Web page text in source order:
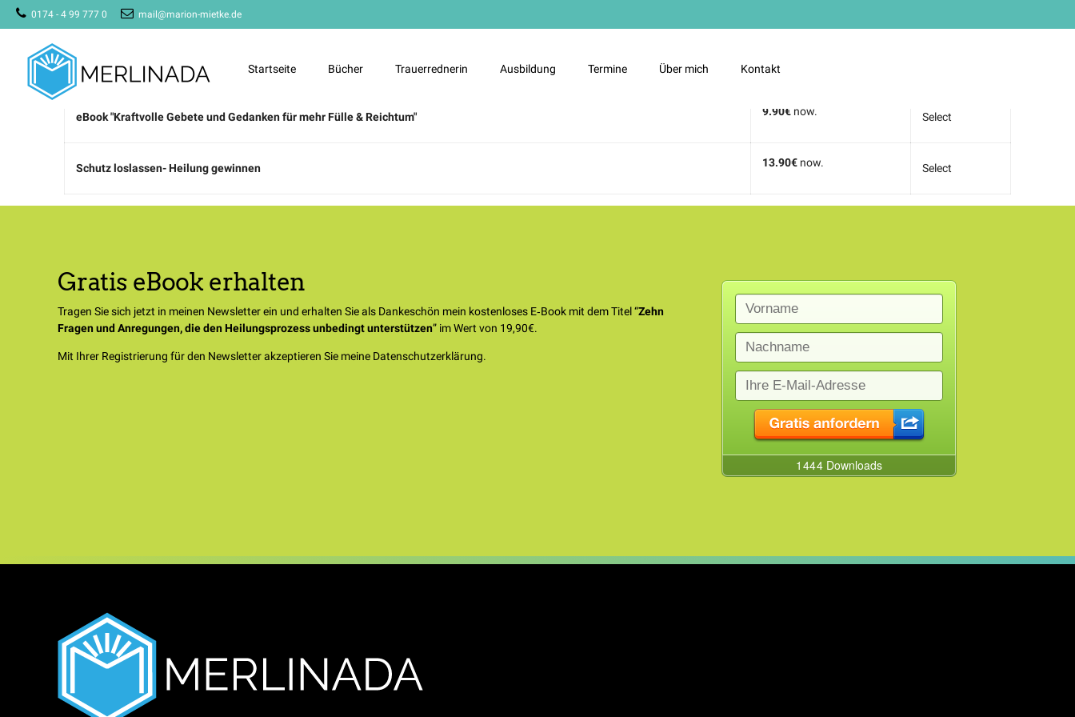
0174 - 4 99 777 0 mail@marion-mietke.de
Startseite Bücher Trauerrednerin Ausbildung Termine Über mich Kontakt
Level
Action
eBook "Mama Papa Zuhause bin ich, wo die Liebe wohnt"
eBook "Kraftvolle Gebete und Gedanken für mehr Fülle & Reichtum" 9.90€ now. Select
Schutz loslassen- Heilung gewinnen 13.90€ now. Select
Gratis eBook erhalten
Tragen Sie sich jetzt in meinen Newsletter ein und erhalten Sie als Dankeschön mein kostenloses E‑Book mit dem Titel “Zehn
Fragen und Anregungen, die den Heilungsprozess unbedingt unterstützen” im Wert von 19,90€.
Mit Ihrer Registrierung für den Newsletter akzeptieren Sie meine Datenschutzerklärung.